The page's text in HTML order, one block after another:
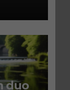
duo